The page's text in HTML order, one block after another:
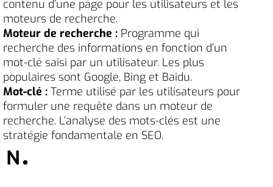
contenu d’une page pour les utilisateurs et les
moteurs de recherche.
Moteur de recherche : Programme qui
recherche des informations en fonction d’un
mot-clé saisi par un utilisateur. Les plus
populaires sont Google, Bing et Baidu.
Mot-clé : Terme utilisé par les utilisateurs pour
formuler une requête dans un moteur de
recherche. L’analyse des mots-clés est une
stratégie fondamentale en SEO.
N